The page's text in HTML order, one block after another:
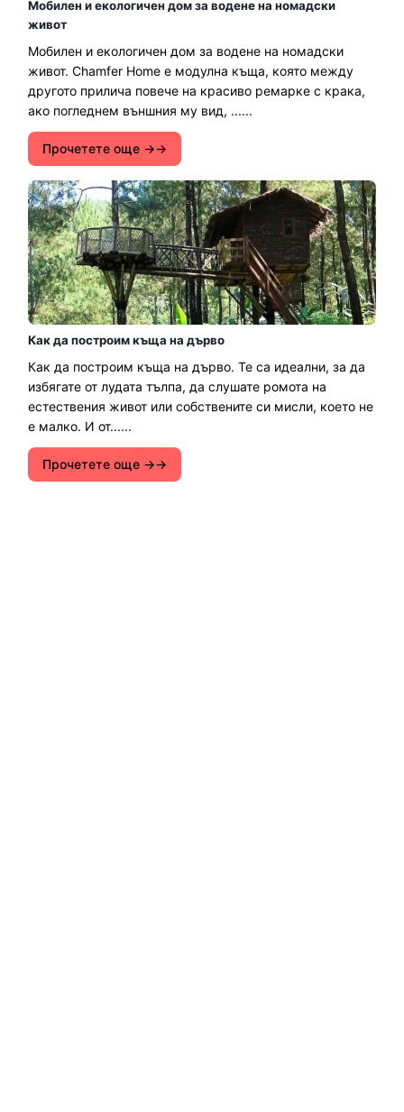
Мобилен и екологичен дом за водене на номадски
живот
Мобилен и екологичен дом за водене на номадски
живот. Chamfer Home е модулна къща, която между
другото прилича повече на красиво ремарке с крака,
ако погледнем външния му вид, ......
Прочетете още →
Как да построим къща на дърво
Как да построим къща на дърво. Те са идеални, за да
избягате от лудата тълпа, да слушате ромота на
естествения живот или собствените си мисли, което не
е малко. И от......
Прочетете още →